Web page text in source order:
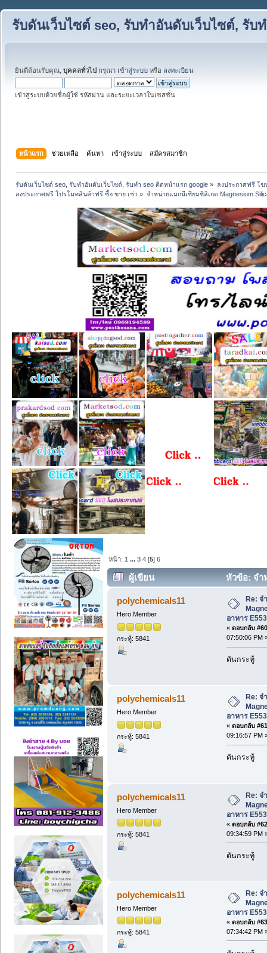
รับดันเว็บไซต์ seo, รับทำอันดับเว็บไซต์, รับ
ยินดีต้อนรับคุณ, บุคคลทั่วไป กรุณา เข้าสู่ระบบ หรือ ลงทะเบียน
เข้าสู่ระบบด้วยชื่อผู้ใช้ รหัสผ่าน และระยะเวลาในเซสชั่น
หน้าแรก ช่วยเหลือ ค้นหา เข้าสู่ระบบ สมัครสมาชิก
รับดันเว็บไซต์ seo, รับทำอันดับเว็บไซต์, รับทำ seo ติดหน้าแรก google » ลงประกาศฟรี โ
ลงประกาศฟรี โปรโมทสินค้าฟรี ซื้อ ขาย เช่า » จำหน่ายแมกนีเซียมซิลิเกต Magnesium
หน้า: 1 ...3 4 [5]6
ผู้เขียน
หัวข้อ: จำ
อาหาร E553b (อ่าน 3878 ครั้ง)
polychemicals11
Hero Member
กระทู้: 5841
Re: จ
อาหาร
« ตอบกลับ
07:50:06 PM
ดันกระทู้
polychemicals11
Hero Member
กระทู้: 5841
Re: จ
อาหาร
« ตอบกลับ
09:16:57 PM
ดันกระทู้
polychemicals11
Hero Member
กระทู้: 5841
Re: จ
อาหาร
« ตอบกลับ
09:34:59 PM
ดันกระทู้
polychemicals11
Hero Member
กระทู้: 5841
Re: จ
อาหาร
« ตอบกลับ
07:34:42 PM